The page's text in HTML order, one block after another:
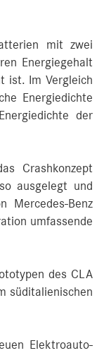
mit zwei
Energiegehalt
ist. Im Vergleich
Energiedichte
der
Crashkonzept
ausgelegt und
Mercedes-Benz
umfassende
des CLA
süditalienischen
Elektroauto-